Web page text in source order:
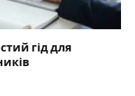
гід для